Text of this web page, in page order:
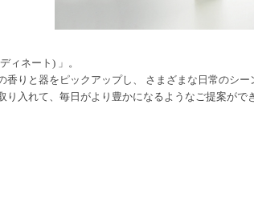
ィネート) 」。
香りと器をピックアップし、 さまざまな日常のシ
り入れて、毎日がより豊かになるようなご提案がで